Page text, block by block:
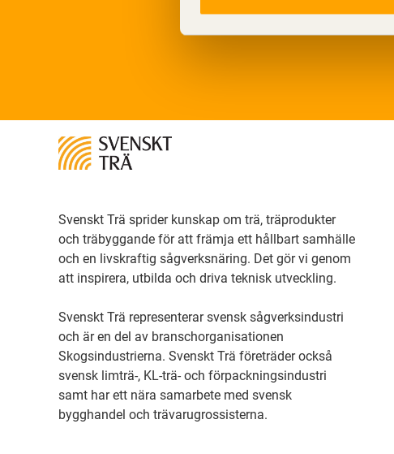
Svenskt Trä sprider kunskap om trä, träprodukter
och träbyggande för att främja ett hållbart samhälle
och en livskraftig sågverksnäring. Det gör vi genom
att inspirera, utbilda och driva teknisk utveckling.
Svenskt Trä representerar svensk sågverksindustri
och är en del av branschorganisationen
Skogsindustrierna. Svenskt Trä företräder också
svensk limträ-, KL-trä- och förpackningsindustri
samt har ett nära samarbete med svensk
bygghandel och trävarugrossisterna.